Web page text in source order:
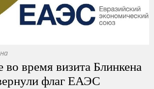
время визита Блинкена
флаг ЕАЭС